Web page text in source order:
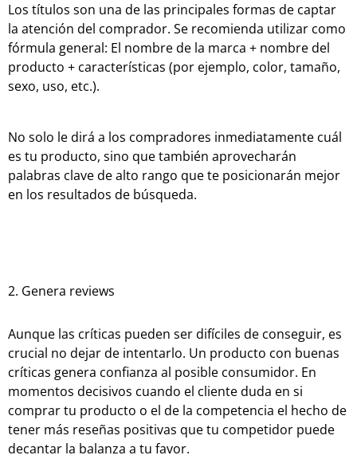
Los títulos son una de las principales formas de captar
la atención del comprador. Se recomienda utilizar como
fórmula general: El nombre de la marca + nombre del
producto + características (por ejemplo, color, tamaño,
sexo, uso, etc.).
No solo le dirá a los compradores inmediatamente cuál
es tu producto, sino que también aprovecharán
palabras clave de alto rango que te posicionarán mejor
en los resultados de búsqueda.
2. Genera reviews
Aunque las críticas pueden ser difíciles de conseguir, es
crucial no dejar de intentarlo. Un producto con buenas
críticas genera confianza al posible consumidor. En
momentos decisivos cuando el cliente duda en si
comprar tu producto o el de la competencia el hecho de
tener más reseñas positivas que tu competidor puede
decantar la balanza a tu favor.